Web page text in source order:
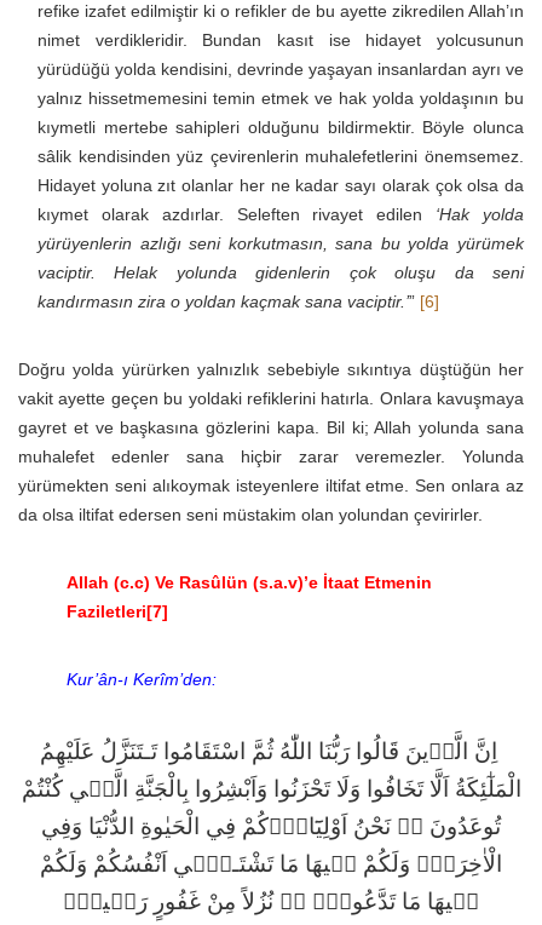
refike izafet edilmiştir ki o refikler de bu ayette zikredilen Allah’ın
nimet verdikleridir. Bundan kasıt ise hidayet yolcusunun
yürüdüğü yolda kendisini, devrinde yaşayan insanlardan ayrı ve
yalnız hissetmemesini temin etmek ve hak yolda yoldaşının bu
kıymetli mertebe sahipleri olduğunu bildirmektir. Böyle olunca
sâlik kendisinden yüz çevirenlerin muhalefetlerini önemsemez.
Hidayet yoluna zıt olanlar her ne kadar sayı olarak çok olsa da
kıymet olarak azdırlar. Seleften rivayet edilen ‘Hak yolda
yürüyenlerin azlığı seni korkutmasın, sana bu yolda yürümek
vaciptir. Helak yolunda gidenlerin çok oluşu da seni
kandırmasın zira o yoldan kaçmak sana vaciptir.’” [6]
Doğru yolda yürürken yalnızlık sebebiyle sıkıntıya düştüğün her
vakit ayette geçen bu yoldaki refiklerini hatırla. Onlara kavuşmaya
gayret et ve başkasına gözlerini kapa. Bil ki; Allah yolunda sana
muhalefet edenler sana hiçbir zarar veremezler. Yolunda
yürümekten seni alıkoymak isteyenlere iltifat etme. Sen onlara az
da olsa iltifat edersen seni müstakim olan yolundan çevirirler.
Allah (c.c) Ve Rasûlün (s.a.v)’e İtaat Etmenin
Faziletleri[7]
Kur’ân-ı Kerîm’den:
اِنَّ الَّذ۪ينَ قَالُوا رَبُّنَا اللّٰهُ ثُمَّ اسْتَقَامُوا تَـتَنَزَّلُ عَلَيْهِمُ
الْمَلٰٓئِكَةُ اَلَّا تَخَافُوا وَلَا تَحْزَنُوا وَاَبْشِرُوا بِالْجَنَّةِ الَّت۪ي كُنْتُمْ
تُوعَدُونَ ﴿﴾ نَحْنُ اَوْلِيَٓاؤُ۬كُمْ فِي الْحَيٰوةِ الدُّنْيَا وَفِي
الْاٰخِرَةِۚ وَلَكُمْ ف۪يهَا مَا تَشْتَـه۪ٓي اَنْفُسُكُمْ وَلَكُمْ
ف۪يهَا مَا تَدَّعُونَۜ ﴿﴾ نُزُلاً مِنْ غَفُورٍ رَح۪يمٍ۟